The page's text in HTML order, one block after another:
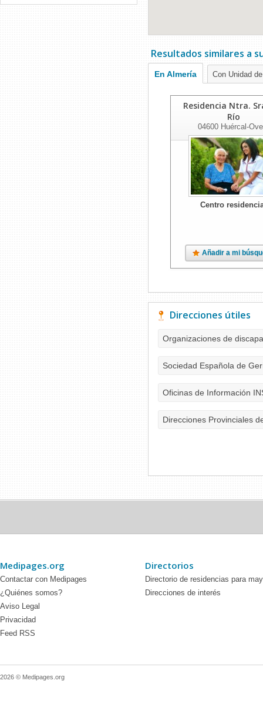
Resultados similares a
En Almería Con Unidad
Residencia Ntra.
Río
04600Huércal-
Centro
Añadir a mi
Direcciones útiles
Organizaciones de
Sociedad Española de
Oficinas de Información
Direcciones Provinciales
Medipages.org
Contactar con Medipages
¿Quiénes somos?
Aviso Legal
Privacidad
Feed RSS
Directorios
Directorio de residencias para
Direcciones de interés
2026 © Medipages.org